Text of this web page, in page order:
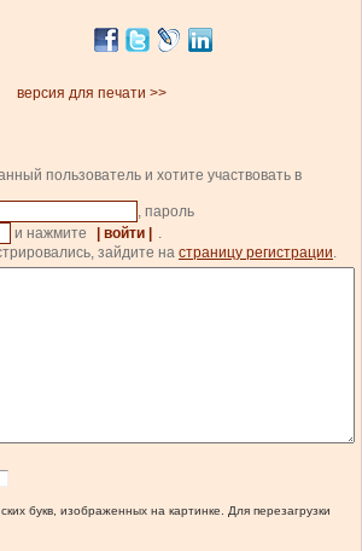
версия для печати >>
пользователь и хотите участвовать в
, пароль
и нажмите
| войти |
.
зайдите на страницу регистрации.
букв, изображенных на картинке. Для перезагрузки